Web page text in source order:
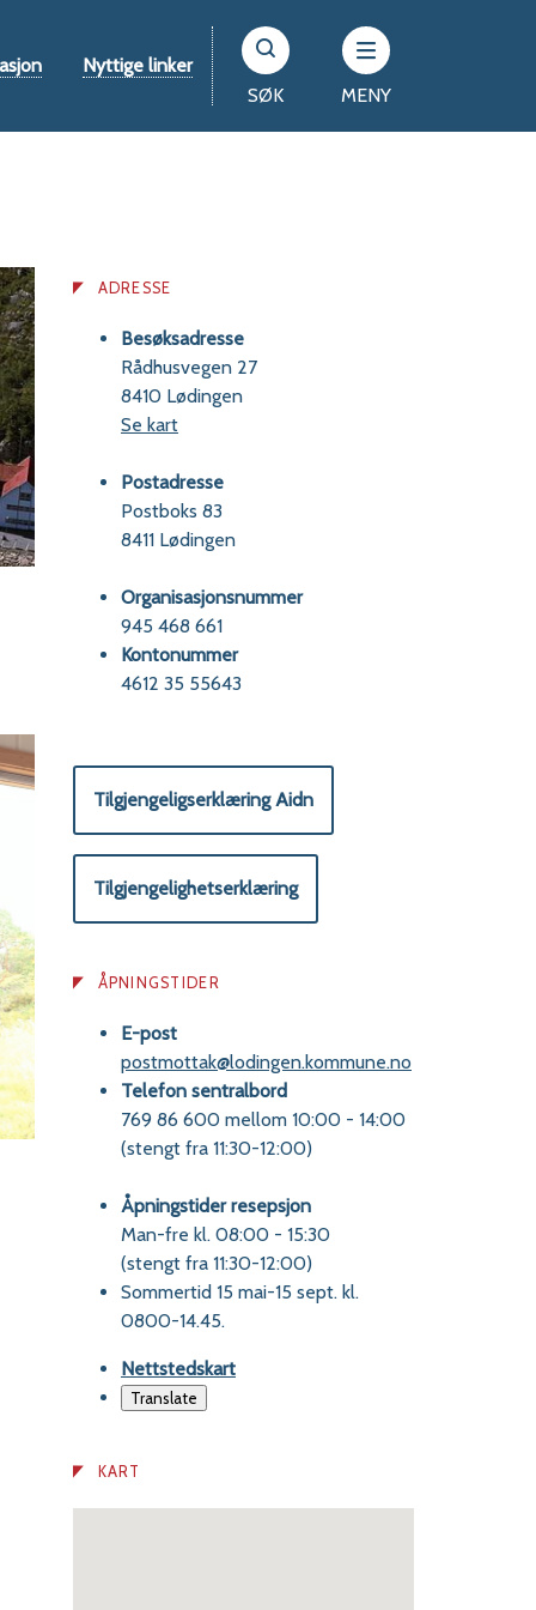
Nyttige linker
SØK
MENY
ADRESSE
Besøksadresse
Rådhusvegen 27
8410 Lødingen
Se kart
Postadresse
Postboks 83
8411 Lødingen
Organisasjonsnummer
945 468 661
Kontonummer
4612 35 55643
Tilgjengeligserklæring Aidn
Tilgjengelighetserklæring
ÅPNINGSTIDER
E-post
postmottak@lodingen.kommune.no
Telefon sentralbord
769 86 600 mellom 10:00 - 14:00
(stengt fra 11:30-12:00)
Åpningstider resepsjon
Man-fre kl. 08:00 - 15:30
(stengt fra 11:30-12:00)
Sommertid 15 mai-15 sept. kl.
0800-14.45.
Nettstedskart
Translate
KART